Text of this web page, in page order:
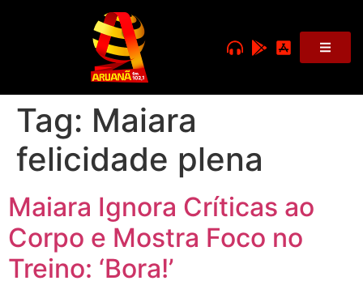
Tag: Maiara
felicidade plena
Maiara Ignora Críticas ao
Corpo e Mostra Foco no
Treino: ‘Bora!’